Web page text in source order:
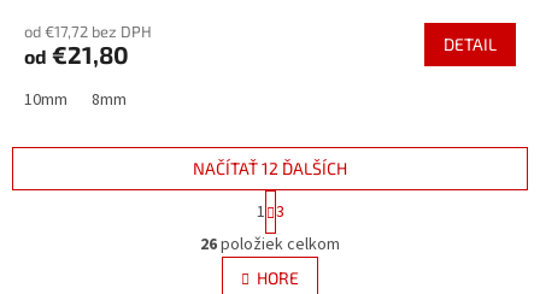
od €17,72 bez DPH
od €21,80 DETAIL
10mm 8mm
O
v
l
NAČÍTAŤ 12 ĎALŠÍCH
t
r
á
n
1 3
26položiek celkom
HORE